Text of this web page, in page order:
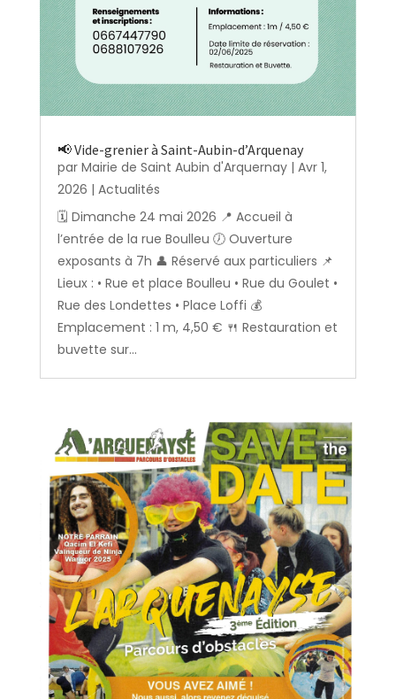
📢 Vide-grenier à Saint-Aubin-d’Arquenay
par Mairie de Saint Aubin d'Arquernay| Avr 1,
2026 | Actualités
🗓️ Dimanche 24 mai 2026 📍 Accueil à
l’entrée de la rue Boulleu 🕖 Ouverture
exposants à 7h 👤 Réservé aux particuliers 📌
Lieux : • Rue et place Boulleu • Rue du Goulet •
Rue des Londettes • Place Loffi 💰
Emplacement : 1 m, 4,50 € 🍴 Restauration et
buvette sur...